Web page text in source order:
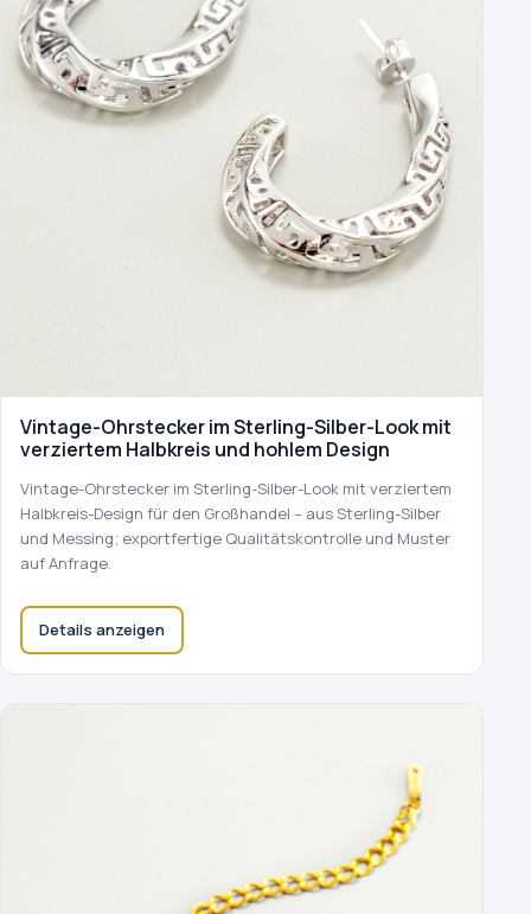
Vintage-Ohrstecker im Sterling-Silber-Look mit
verziertem Halbkreis und hohlem Design
Vintage-Ohrstecker im Sterling-Silber-Look mit verziertem
Halbkreis-Design für den Großhandel – aus Sterling-Silber
und Messing; exportfertige Qualitätskontrolle und Muster
auf Anfrage.
Details anzeigen